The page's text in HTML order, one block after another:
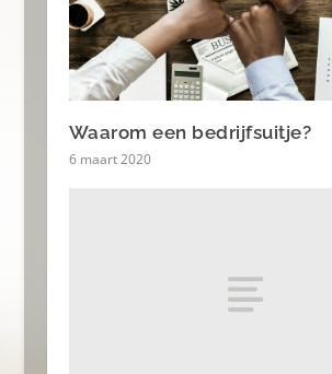
Waarom een bedrijfsuitje?
6 maart 2020